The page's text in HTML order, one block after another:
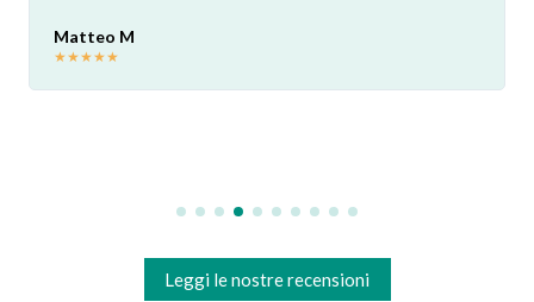
Matteo M
★★★★★
Leggi le nostre recensioni